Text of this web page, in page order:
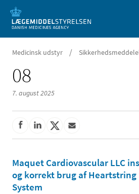
Medicinsk udstyr /
08
7. august 2025
Maquet Cardiovascular LLC
og korrekt brug af Heartstring
System